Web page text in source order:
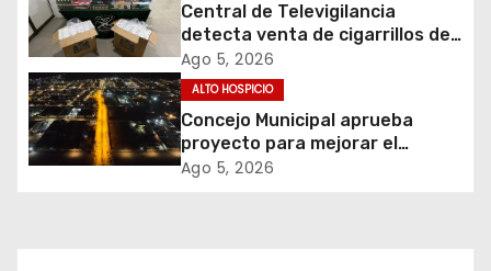
n
d
e
e
Central de Televigilancia
detecta venta de cigarrillos de
contrabando y permite
incautación de más de 3 mil
cajetillas
Ago 5, 2026
ALTO HOSPICIO
Concejo Municipal aprueba
proyecto para mejorar el
alumbrado público del sector El
Ago 5, 2026